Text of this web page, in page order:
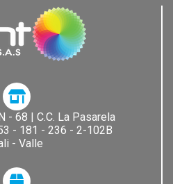
- 68 | C.C. La Pasarela​
- 181 - 236 - 2-102B
- Valle